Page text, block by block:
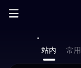
站内 常用